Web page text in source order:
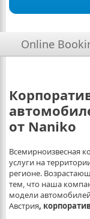
Online
от Naniko
Всемирноизвесная
услуги на
регионе.
тем, что наша
модели
Австрия,